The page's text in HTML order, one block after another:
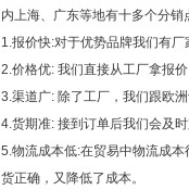
内上海、广东等地有十多个分
1.报价快:对于优势品牌我们有
2.价格优: 我们直接从工厂拿报
3.渠道广: 除了工厂，我们跟欧
4.货期准: 接到订单后我们会及
5.物流成本低:在贸易中物流成
货正确，又降低了成本。